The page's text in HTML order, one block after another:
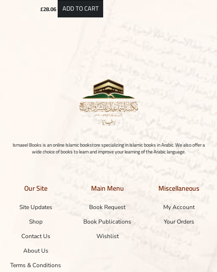
£28.06 ADD TO CART
Ismaeel Books is an online Islamic bookstore specializing in Islamic books in Arabic. We also offer a
wide choice of books to learn and improve your learning of the Arabic language.
Our Site
Site Updates
Shop
Contact Us
About Us
Terms & Conditions
Main Menu
Book Request
Book Publications
Wishlist
Miscellaneous
My Account
Your Orders